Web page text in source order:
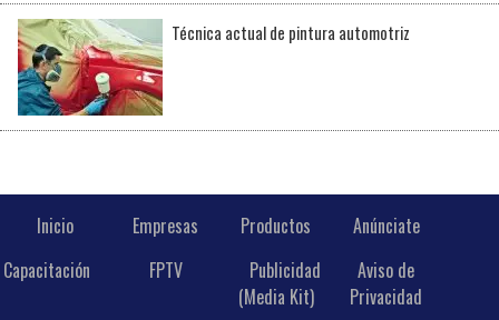
Técnica actual de pintura automotriz
Inicio Empresas Productos
Anúnciate
Capacitación
FPTV
Publicidad
(Media Kit)
Aviso de
Privacidad